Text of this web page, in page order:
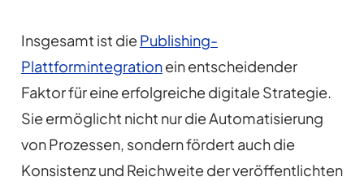
Insgesamt ist diePublishing-
Plattformintegrationein entscheidender
Faktor für eine erfolgreiche digitale Strategie.
Sie ermöglicht nicht nur die Automatisierung
von Prozessen, sondern fördert auch die
Konsistenz und Reichweite der veröffentlichten